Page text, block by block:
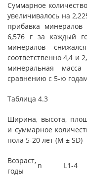
Суммарное
увеличивалось на
прибавка минералов
6,576 г за каждый
минералов
соответственно 4,4 и
минеральная
сравнению с 5-ю
Таблица 4.3
Ширина, высота,
и суммарное
пола 5-20 лет (M ± SD)
Возраст,
годы
n L1-4